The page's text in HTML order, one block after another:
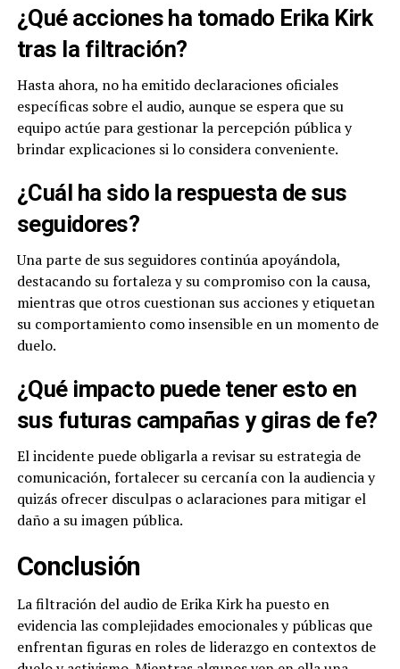
¿Qué acciones ha tomado Erika Kirk
tras la filtración?
Hasta ahora, no ha emitido declaraciones oficiales
específicas sobre el audio, aunque se espera que su
equipo actúe para gestionar la percepción pública y
brindar explicaciones si lo considera conveniente.
¿Cuál ha sido la respuesta de sus
seguidores?
Una parte de sus seguidores continúa apoyándola,
destacando su fortaleza y su compromiso con la causa,
mientras que otros cuestionan sus acciones y etiquetan
su comportamiento como insensible en un momento de
duelo.
¿Qué impacto puede tener esto en
sus futuras campañas y giras de fe?
El incidente puede obligarla a revisar su estrategia de
comunicación, fortalecer su cercanía con la audiencia y
quizás ofrecer disculpas o aclaraciones para mitigar el
daño a su imagen pública.
Conclusión
La filtración del audio de Erika Kirk ha puesto en
evidencia las complejidades emocionales y públicas que
enfrentan figuras en roles de liderazgo en contextos de